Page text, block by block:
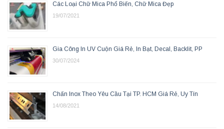
Các Loại Chữ Mica Phổ Biến, Chữ Mica Đẹp
19/07/2021
Gia Công In UV Cuộn Giá Rẻ, In Bạt, Decal, Backlit, PP
30/07/2024
Chấn Inox Theo Yêu Cầu Tại TP. HCM Giá Rẻ, Uy Tín
14/08/2021